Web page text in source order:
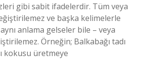
gibi sabit ifadelerdir. Tüm veya
ve başka kelimelerle
anlama gelseler bile – veya
Örneğin; Balkabağı tadı
kokusu üretmeye